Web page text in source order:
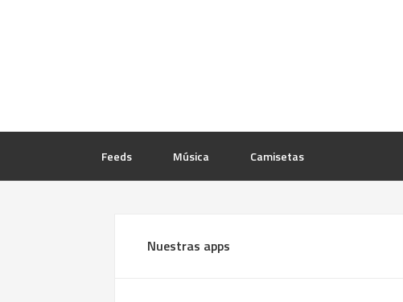
Feeds Música Camisetas
Nuestras apps